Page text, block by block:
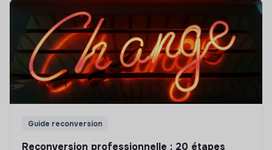
Guide reconversion
Reconversion professionnelle : 20 étapes